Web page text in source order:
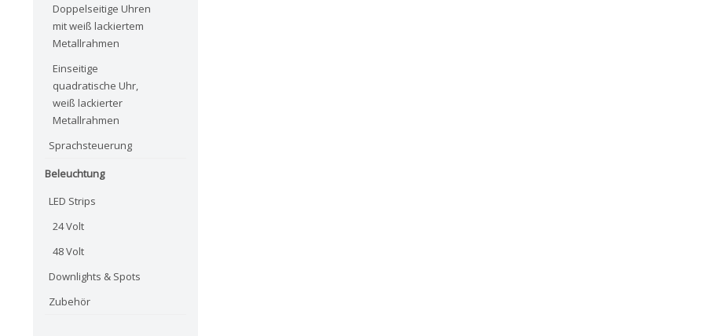
Doppelseitige Uhren
mit weiß lackiertem
Metallrahmen
Einseitige
quadratische Uhr,
weiß lackierter
Metallrahmen
Sprachsteuerung
Beleuchtung
LED Strips
24 Volt
48 Volt
Downlights & Spots
Zubehör